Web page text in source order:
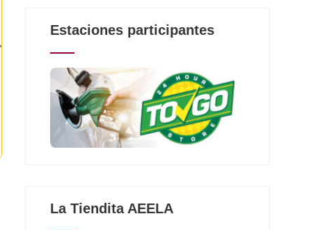
Estaciones participantes
La Tiendita AEELA